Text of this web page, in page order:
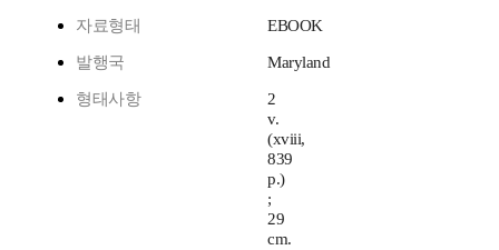
자료형태 EBOOK
발행국 Maryland
형태사항
2
v.
(xviii,
839
p.)
;
29
cm.